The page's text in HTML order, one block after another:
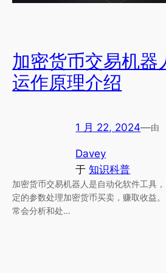
加密货币交易机器
运作原理介绍
1 月 22, 2024—由
Davey
于知识科普
加密货币交易机器人是自动化软件工具
定的参数处理加密货币买卖，赚取收益
常会分析和处…